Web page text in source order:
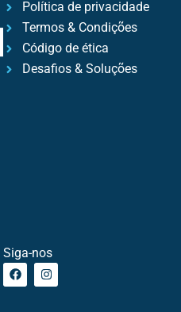
Política de privacidade
Termos & Condições
Código de ética
Desafios & Soluções
Siga-nos